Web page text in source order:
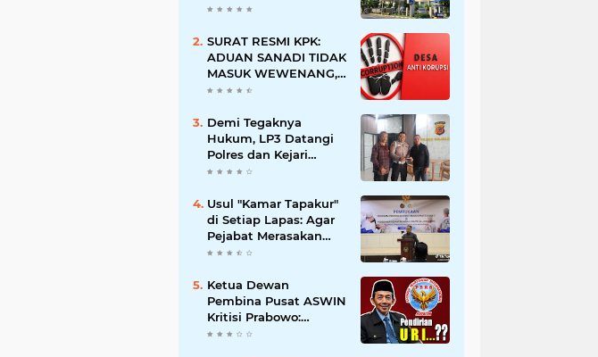
BPJS di IGD Dipaksa
Yf Bilang Tak Bisa
Layani Meski Sudah
Masuk Ruang Periksa
SURAT RESMI KPK:
ADUAN SANADI TIDAK
MASUK WEWENANG,
DESA BABAKAN
DESA ANTI KORUPSI
OLEH KEJAKSAAN
Demi Tegaknya
Hukum, LP3 Datangi
Polres dan Kejari
Majalengka; Minta
Proporsional:
Restoratif untuk
Lemah, Tegas untuk
Narkoba & Oknum
Usul "Kamar Tapakur"
di Setiap Lapas: Agar
Pejabat Merasakan
Suasana Penjara, Tak
Menyalahgunakan
Amanah
Ketua Dewan
Pembina Pusat ASWIN
Kritisi Prabowo:
Evaluasi Pendirian